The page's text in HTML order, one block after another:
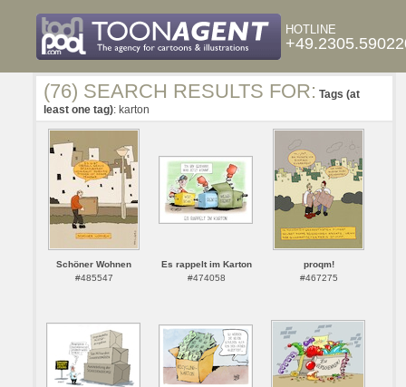
HOTLINE
(76) SEARCH RESULTS FOR: Tags (at
least one tag): karton
Schöner Wohnen
#485547
Es rappelt im Karton
#474058
proqm!
#467275